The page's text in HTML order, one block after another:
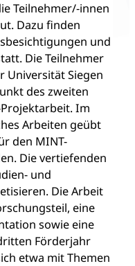
Teilnehmer/-innen
Dazu finden
und
Die Teilnehmer
Universität Siegen
des zweiten
Im
Arbeiten geübt
den MINT-
Die vertiefenden
und
Die Arbeit
eine
sowie eine
Förderjahr
etwa mit Themen